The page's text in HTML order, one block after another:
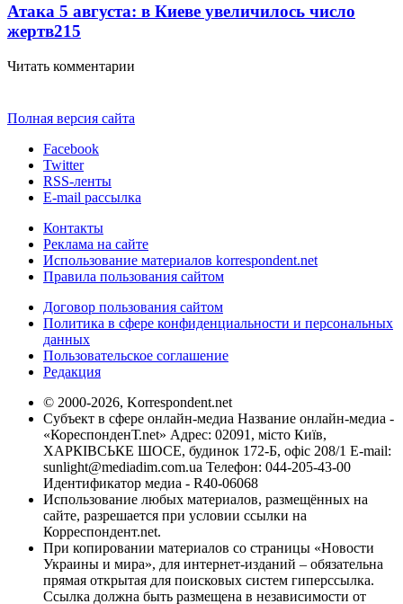
Атака 5 августа: в Киеве увеличилось число
жертв215
Читать комментарии
Полная версия сайта
Facebook
Twitter
RSS-ленты
E-mail рассылка
Контакты
Реклама на сайте
Использование материалов korrespondent.net
Правила пользования сайтом
Договор пользования сайтом
Политика в сфере конфиденциальности и персональных
данных
Пользовательское соглашение
Редакция
© 2000-2026, Korrespondent.net
Субъект в сфере онлайн-медиа Название онлайн-медиа -
«КореспонденТ.net» Адрес: 02091, місто Київ,
ХАРКІВСЬКЕ ШОСЕ, будинок 172-Б, офіс 208/1 E-mail:
sunlight@mediadim.com.ua Телефон: 044-205-43-00
Идентификатор медиа - R40-06068
Использование любых материалов, размещённых на
сайте, разрешается при условии ссылки на
Корреспондент.net.
При копировании материалов со страницы «Новости
Украины и мира», для интернет-изданий – обязательна
прямая открытая для поисковых систем гиперссылка.
Ссылка должна быть размещена в независимости от